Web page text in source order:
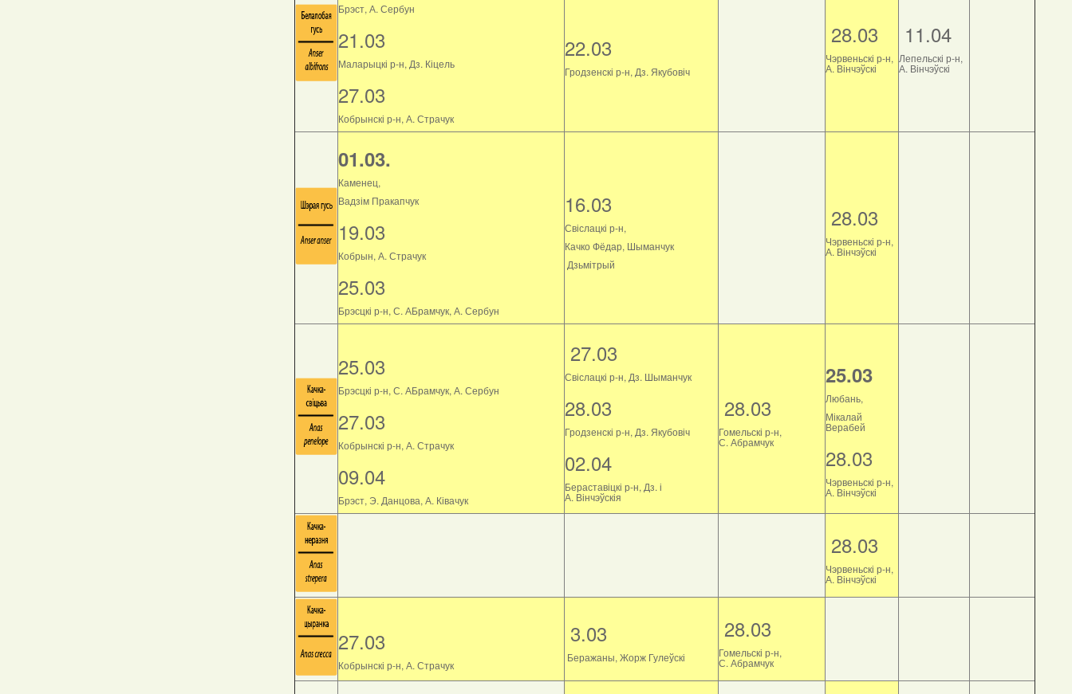
Брэст, А. Сербун
21.03
Маларыцкі р-н, Дз. Кіцель
27.03
Кобрынскі р-н, А. Страчук
22.03
Гродзенскі р-н, Дз. Якубовіч
28.03
Чэрвеньскі р-н,
А. Вінчэўскі
11.04
Лепельскі р-н,
А. Вінчэўскі
01.03.
Каменец,
Вадзім Пракапчук
19.03
Кобрын, А. Страчук
25.03
Брэсцкі р-н, С. АБрамчук, А. Сербун
16.03
Свіслацкі р-н,
Качко Фёдар, Шыманчук
Дзьмітрый
28.03
Чэрвеньскі р-н,
А. Вінчэўскі
25.03
Брэсцкі р-н, С. АБрамчук, А. Сербун
27.03
Кобрынскі р-н, А. Страчук
09.04
Брэст, Э. Данцова, А. Ківачук
27.03
Свіслацкі р-н, Дз. Шыманчук
28.03
Гродзенскі р-н, Дз. Якубовіч
02.04
Бераставіцкі р-н, Дз. і
А. Вінчэўскія
28.03
Гомельскі р-н,
С. Абрамчук
25.03
Любань,
Мікалай
Верабей
28.03
Чэрвеньскі р-н,
А. Вінчэўскі
28.03
Чэрвеньскі р-н,
А. Вінчэўскі
27.03
Кобрынскі р-н, А. Страчук
3.03
Беражаны, Жорж Гулеўскі
28.03
Гомельскі р-н,
С. Абрамчук